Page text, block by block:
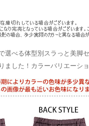
選べる体型別スラっと美脚
ました！カラーバリエーショ